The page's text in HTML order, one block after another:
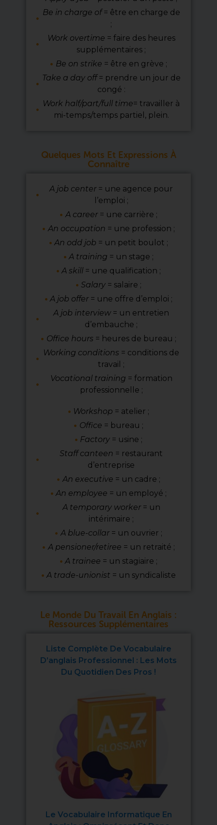
Be in charge of = être en charge de
;
Work overtime = faire des heures
supplémentaires ;
Be on strike = être en grève ;
Take a day off= prendre un jour de
congé :
Work half/part/full time= travailler à
mi-temps/temps partiel, plein.
Quelques Mots Et Expressions À
Connaître
A job center = une agence pour
l’emploi ;
A career = une carrière ;
An occupation = une profession ;
An odd job = un petit boulot ;
A training = un stage ;
A skill = une qualification ;
Salary = salaire ;
A job offer= une offre d’emploi ;
A job interview = un entretien
d’embauche ;
Office hours = heures de bureau ;
Working conditions = conditions de
travail ;
Vocational training = formation
professionnelle ;
Workshop = atelier ;
Office = bureau ;
Factory = usine ;
Staff canteen = restaurant
d’entreprise
An executive = un cadre ;
An employee = un employé ;
A temporary worker= un
intérimaire ;
A blue-collar= un ouvrier ;
A pensioner/retiree = un retraité ;
A trainee = un stagiaire ;
A trade-unionist = un syndicaliste
Le Monde Du Travail En Anglais :
Ressources Supplémentaires
Liste Complète De Vocabulaire
D’anglais Professionnel : Les Mots
Du Quotidien Des Pros !
Le Vocabulaire Informatique En